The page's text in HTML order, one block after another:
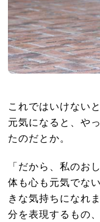
これではいけない
元気になると、や
たのだとか。
「だから、私のお
体も心も元気でな
きな気持ちになれ
分を表現するもの